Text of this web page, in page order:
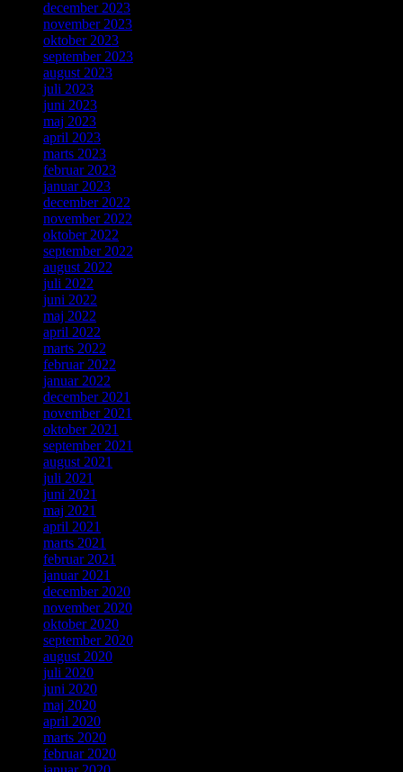
december 2023
november 2023
oktober 2023
september 2023
august 2023
juli 2023
juni 2023
maj 2023
april 2023
marts 2023
februar 2023
januar 2023
december 2022
november 2022
oktober 2022
september 2022
august 2022
juli 2022
juni 2022
maj 2022
april 2022
marts 2022
februar 2022
januar 2022
december 2021
november 2021
oktober 2021
september 2021
august 2021
juli 2021
juni 2021
maj 2021
april 2021
marts 2021
februar 2021
januar 2021
december 2020
november 2020
oktober 2020
september 2020
august 2020
juli 2020
juni 2020
maj 2020
april 2020
marts 2020
februar 2020